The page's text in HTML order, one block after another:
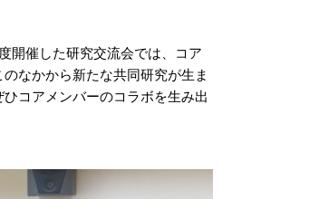
開催した研究交流会では、コア
なかから新たな共同研究が生ま
コアメンバーのコラボを生み出